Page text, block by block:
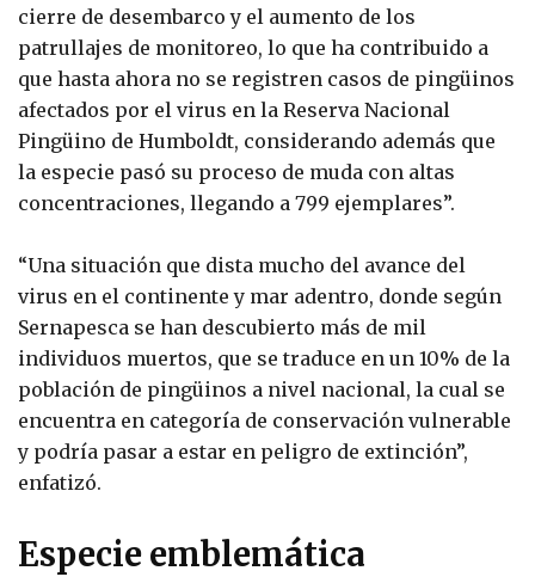
cierre de desembarco y el aumento de los
patrullajes de monitoreo, lo que ha contribuido a
que hasta ahora no se registren casos de pingüinos
afectados por el virus en la Reserva Nacional
Pingüino de Humboldt, considerando además que
la especie pasó su proceso de muda con altas
concentraciones, llegando a 799 ejemplares”.
“Una situación que dista mucho del avance del
virus en el continente y mar adentro, donde según
Sernapesca se han descubierto más de mil
individuos muertos, que se traduce en un 10% de la
población de pingüinos a nivel nacional, la cual se
encuentra en categoría de conservación vulnerable
y podría pasar a estar en peligro de extinción”,
enfatizó.
Especie emblemática